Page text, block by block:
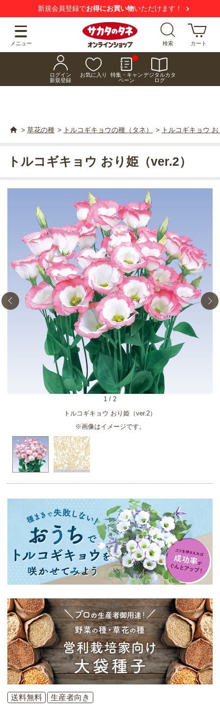
新規会員登録でお得にお買い物いただけます！
メニュー 検索 カート
ログイン
新規登録
お気に入り
特集・キャン
ペーン
デジタルカタ
ログ
> 草花の種 > トルコギキョウの種（タネ） > トルコギキョウ
トルコギキョウ おり姫（ver.2）
※画像はイメージです。
1 / 2
トルコギキョウ おり姫（ver.2）
送料無料 生産者向き